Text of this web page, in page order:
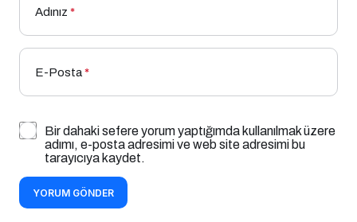
Adınız *
E-Posta*
Bir dahaki sefere yorum yaptığımda kullanılmak üzere
adımı, e-posta adresimi ve web site adresimi bu
tarayıcıya kaydet.
YORUM GÖNDER